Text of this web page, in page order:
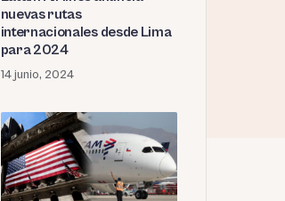
nuevas rutas
internacionales desde Lima
para 2024
14 junio, 2024